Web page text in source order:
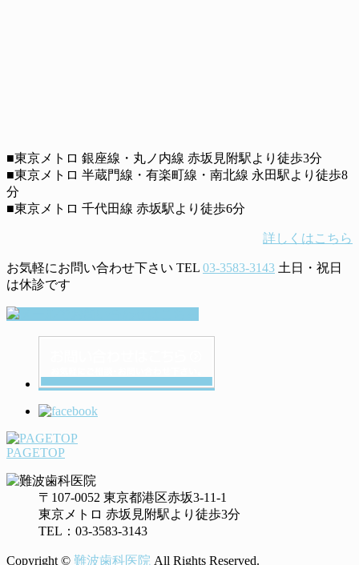
■東京メトロ 銀座線・丸ノ内線 赤坂見附駅より徒歩3分
■東京メトロ 半蔵門線・有楽町線・南北線 永田駅より徒歩8
分
■東京メトロ 千代田線 赤坂駅より徒歩6分
詳しくはこちら
お気軽にお問い合わせ下さい TEL 03-3583-3143 土日・祝日
は休診です
PAGETOP
〒107-0052 東京都港区赤坂3-11-1
東京メトロ 赤坂見附駅より徒歩3分
TEL：03-3583-3143
Copyright © 難波歯科医院 All Rights Reserved.